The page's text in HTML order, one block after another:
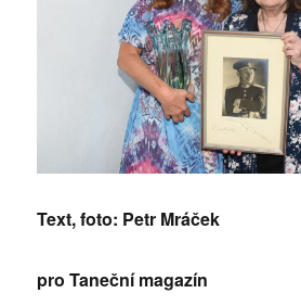
Text, foto: Petr Mráček
pro Taneční magazín